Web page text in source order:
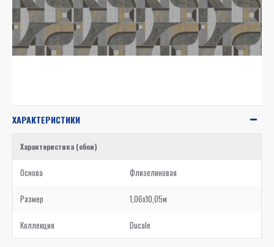
ХАРАКТЕРИСТИКИ
Характеристика (обои)
Основа Флизелиновая
Размер 1,06x10,05м
Коллекция Ducale